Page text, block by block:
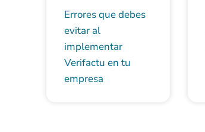
Errores que debes
evitar al
implementar
Verifactu en tu
empresa